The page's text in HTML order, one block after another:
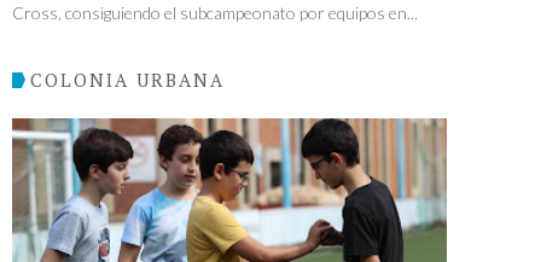
Cross, consiguiendo el subcampeonato por equipos en...
COLONIA URBANA